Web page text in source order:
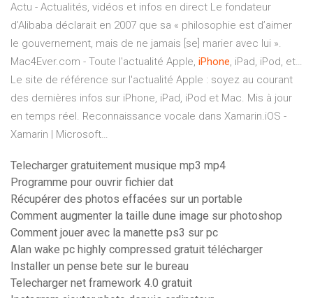
Actu - Actualités, vidéos et infos en direct Le fondateur
d’Alibaba déclarait en 2007 que sa « philosophie est d’aimer
le gouvernement, mais de ne jamais [se] marier avec lui ».
Mac4Ever.com - Toute l'actualité Apple, iPhone, iPad, iPod, et…
Le site de référence sur l'actualité Apple : soyez au courant
des dernières infos sur iPhone, iPad, iPod et Mac. Mis à jour
en temps réel. Reconnaissance vocale dans Xamarin.iOS -
Xamarin | Microsoft…
Telecharger gratuitement musique mp3 mp4
Programme pour ouvrir fichier dat
Récupérer des photos effacées sur un portable
Comment augmenter la taille dune image sur photoshop
Comment jouer avec la manette ps3 sur pc
Alan wake pc highly compressed gratuit télécharger
Installer un pense bete sur le bureau
Telecharger net framework 4.0 gratuit